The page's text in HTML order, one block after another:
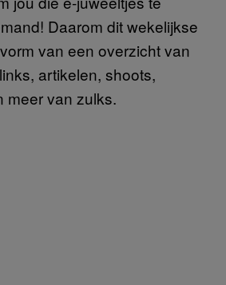
Daarom dit wekelijkse
van een overzicht van
artikelen, shoots,
meer van zulks.